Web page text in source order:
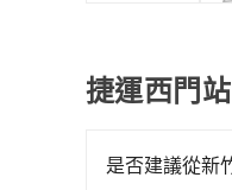
捷運西門
是否建議從新